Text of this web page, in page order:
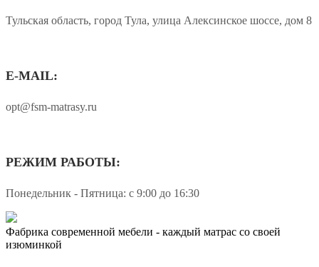
Тульская область, город Тула, улица Алексинское шоссе, дом 8
E-MAIL:
opt@fsm-matrasy.ru
РЕЖИМ РАБОТЫ:
Понедельник - Пятница: с 9:00 до 16:30
Фабрика современной мебели - каждый матрас со своей
изюминкой